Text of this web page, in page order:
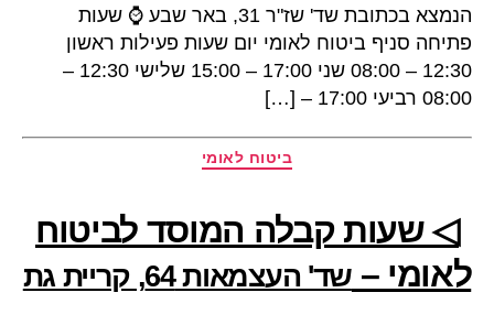
הנמצא בכתובת שד' שז"ר 31, באר שבע ⌚ שעות
פתיחה סניף ביטוח לאומי יום שעות פעילות ראשון
12:30 – 08:00 שני 17:00 – 15:00 שלישי 12:30 –
08:00 רביעי 17:00 – […]
קטגוריות
ביטוח לאומי
◁ שעות קבלה המוסד לביטוח
לאומי –שד' העצמאות 64, קריית גת